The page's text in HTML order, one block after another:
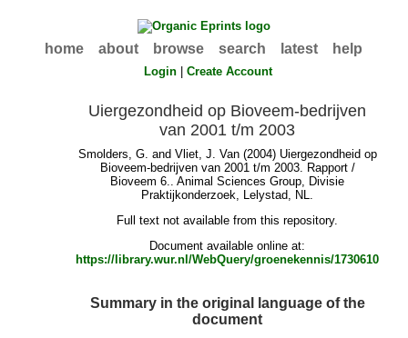
home about browse search latest help
Login |Create Account
Uiergezondheid op Bioveem-bedrijven
van 2001 t/m 2003
Smolders, G. and Vliet, J. Van(2004) Uiergezondheid op
Bioveem-bedrijven van 2001 t/m 2003. Rapport /
Bioveem 6.. Animal Sciences Group, Divisie
Praktijkonderzoek, Lelystad, NL.
Full text not available from this repository.
Document available online at:
https://library.wur.nl/WebQuery/groenekennis/1730610
Summary in the original language of the
document